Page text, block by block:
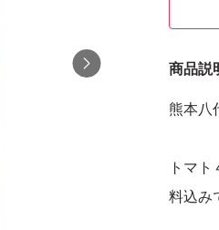
商品説
熊本八
トマ
料込み